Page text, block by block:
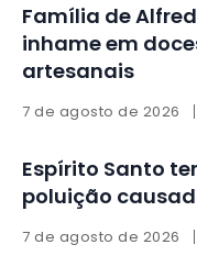
Família de
inhame em
artesanais
7 de agosto de 2026
Espírito Santo
poluição
7 de agosto de 2026